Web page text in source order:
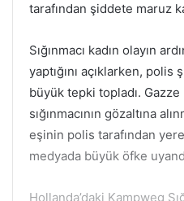
tarafından şiddete maruz
Sığınmacı kadın olayın
yaptığını açıklarken,
büyük tepki topladı.
sığınmacının gözaltına
eşinin polis tarafından yere
medyada büyük öfke
Hollanda’daki Kampweg